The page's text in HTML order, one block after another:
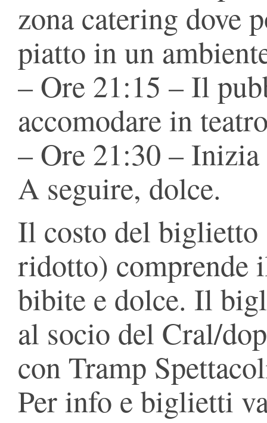
zona catering dove
piatto in un
– Ore 21:15 – Il
accomodare in
– Ore 21:30 –
A seguire, dolce.
Il costo del
ridotto) comprende
bibite e dolce. Il
al socio del Cral/
con Tramp
Per info e biglietti